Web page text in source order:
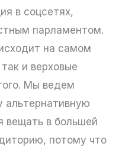
в соцсетях,
парламентом.
на самом
и верховые
Мы ведем
альтернативную
вещать в большей
потому что